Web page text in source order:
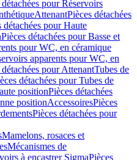
détachées pour Réservoirs
AttenantPièces détachées
détachées pour Haute
Pièces détachées pour Basse et
pour WC, en céramique
apparents pour WC, en
détachées pour AttenantTubes de
détachées pour Tubes de
positionPièces détachées
positionAccessoiresPièces
Pièces détachées pour
Mamelons, rosaces et
Mécanismes de
à encastrer SigmaPièces